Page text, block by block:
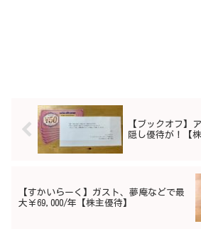
【ブックオフ】
隠し優待が！【株
【すかいらーく】ガスト、夢庵などで最
大￥69,000/年【株主優待】